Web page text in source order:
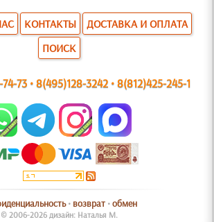
КОНТАКТЫ
ДОСТАВКА И ОПЛАТА
ПОИСК
73•8(495)128-3242•8(812)425-245-1
• возврат•обмен
© 2006-2026 дизайн: Наталья М.